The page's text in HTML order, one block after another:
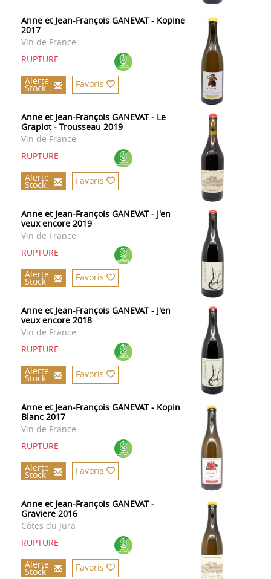
Anne et Jean-François GANEVAT - Kopine
2017
Vin de France
RUPTURE
Alerte
Stock Favoris
Anne et Jean-François GANEVAT - Le
Grapiot - Trousseau 2019
Vin de France
RUPTURE
Alerte
Stock Favoris
Anne et Jean-François GANEVAT - J'en
veux encore 2019
Vin de France
RUPTURE
Alerte
Stock Favoris
Anne et Jean-François GANEVAT - J'en
veux encore 2018
Vin de France
RUPTURE
Alerte
Stock Favoris
Anne et Jean-François GANEVAT - Kopin
Blanc 2017
Vin de France
RUPTURE
Alerte
Stock Favoris
Anne et Jean-François GANEVAT -
Graviere 2016
Côtes du Jura
RUPTURE
Alerte
Stock Favoris